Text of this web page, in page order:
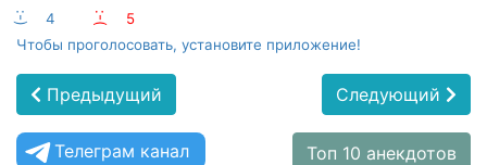
:-) 4 :-(
5
Чтобы проголосовать, установите приложение!
Предыдущий Следующий
Телеграм канал Топ 10 анекдотов